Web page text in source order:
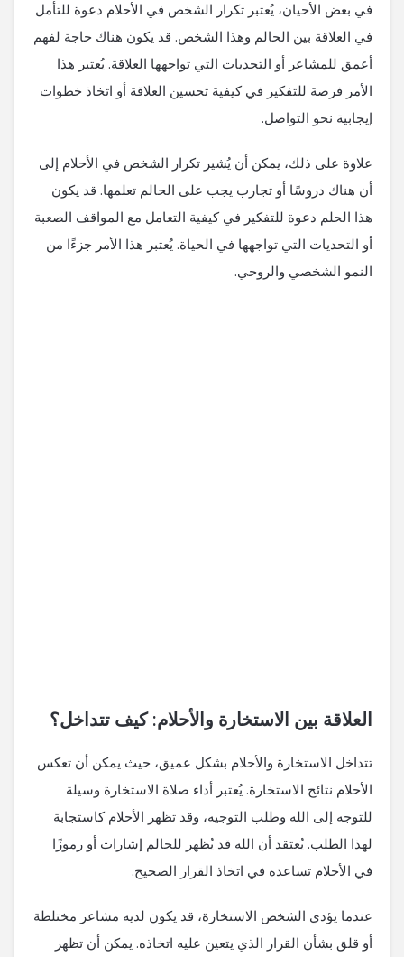
في بعض الأحيان، يُعتبر تكرار الشخص في الأحلام دعوة للتأمل
في العلاقة بين الحالم وهذا الشخص. قد يكون هناك حاجة لفهم
أعمق للمشاعر أو التحديات التي تواجهها العلاقة. يُعتبر هذا
الأمر فرصة للتفكير في كيفية تحسين العلاقة أو اتخاذ خطوات
إيجابية نحو التواصل.
علاوة على ذلك، يمكن أن يُشير تكرار الشخص في الأحلام إلى
أن هناك دروسًا أو تجارب يجب على الحالم تعلمها. قد يكون
هذا الحلم دعوة للتفكير في كيفية التعامل مع المواقف الصعبة
أو التحديات التي تواجهها في الحياة. يُعتبر هذا الأمر جزءًا من
النمو الشخصي والروحي.
العلاقة بين الاستخارة والأحلام: كيف تتداخل؟
تتداخل الاستخارة والأحلام بشكل عميق، حيث يمكن أن تعكس
الأحلام نتائج الاستخارة. يُعتبر أداء صلاة الاستخارة وسيلة
للتوجه إلى الله وطلب التوجيه، وقد تظهر الأحلام كاستجابة
لهذا الطلب. يُعتقد أن الله قد يُظهر للحالم إشارات أو رموزًا
في الأحلام تساعده في اتخاذ القرار الصحيح.
عندما يؤدي الشخص الاستخارة، قد يكون لديه مشاعر مختلطة
أو قلق بشأن القرار الذي يتعين عليه اتخاذه. يمكن أن تظهر